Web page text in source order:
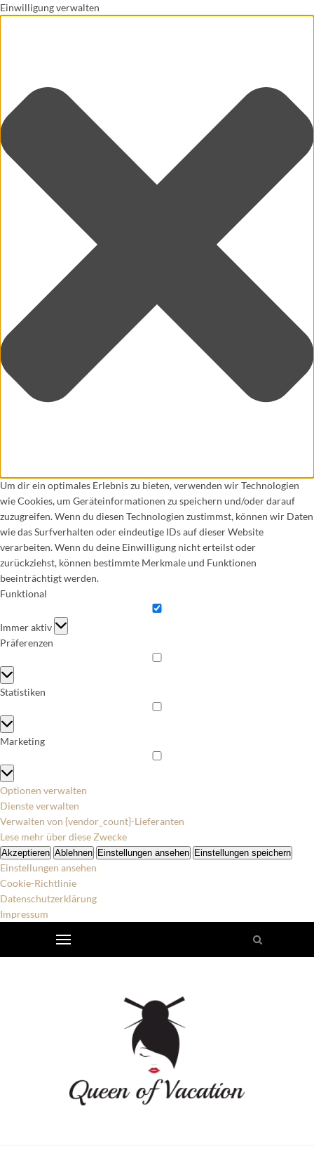
Einwilligung verwalten
Um dir ein optimales Erlebnis zu bieten, verwenden wir Technologien
wie Cookies, um Geräteinformationen zu speichern und/oder darauf
zuzugreifen. Wenn du diesen Technologien zustimmst, können wir Daten
wie das Surfverhalten oder eindeutige IDs auf dieser Website
verarbeiten. Wenn du deine Einwilligung nicht erteilst oder
zurückziehst, können bestimmte Merkmale und Funktionen
beeinträchtigt werden.
Funktional
Funktional
Immer aktiv
Präferenzen
Präferenzen
Statistiken
Statistiken
Marketing
Marketing
Optionen verwalten
Dienste verwalten
Verwalten von {vendor_count}-Lieferanten
Lese mehr über diese Zwecke
Akzeptieren Ablehnen Einstellungen ansehen Einstellungen speichern
Einstellungen ansehen
Cookie-Richtlinie
Datenschutzerklärung
Impressum